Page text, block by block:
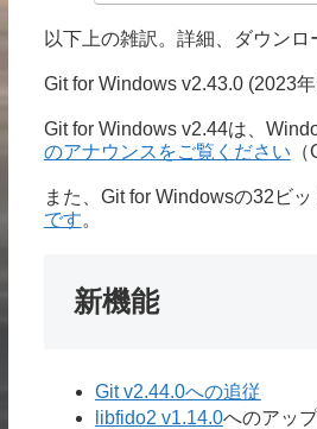
以下上の雑訳。詳細、ダウンロ
Git for Windows v2.43.0 (2023
Git for Windows v2.44は、
のアナウンスをご覧ください
また、Git for Windowsの32ビ
です。
新機能
Git v2.44.0への追従
libfido2 v1.14.0へのアッ